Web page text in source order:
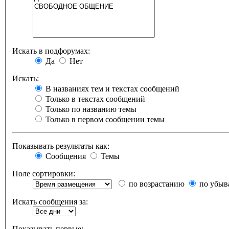
Искать в подфорумах:
Да
Нет
Искать:
В названиях тем и текстах сообщений
Только в текстах сообщений
Только по названию темы
Только в первом сообщении темы
Показывать результаты как:
Сообщения
Темы
Поле сортировки:
по возрастанию
по
Искать сообщения за: